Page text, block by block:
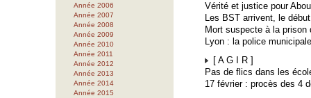
Année 2006
Année 2007
Année 2008
Année 2009
Année 2010
Année 2011
Année 2012
Année 2013
Année 2014
Année 2015
Vérité et justice pour
Les BST arrivent, le début
Mort suspecte à la prison
Lyon : la police
[ A G I R ]
Pas de flics dans les
17 février : procès des 4